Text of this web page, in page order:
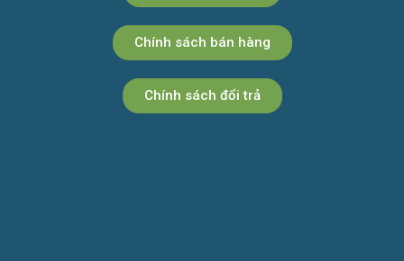
Chính sách bán hàng
Chính sách đổi trả